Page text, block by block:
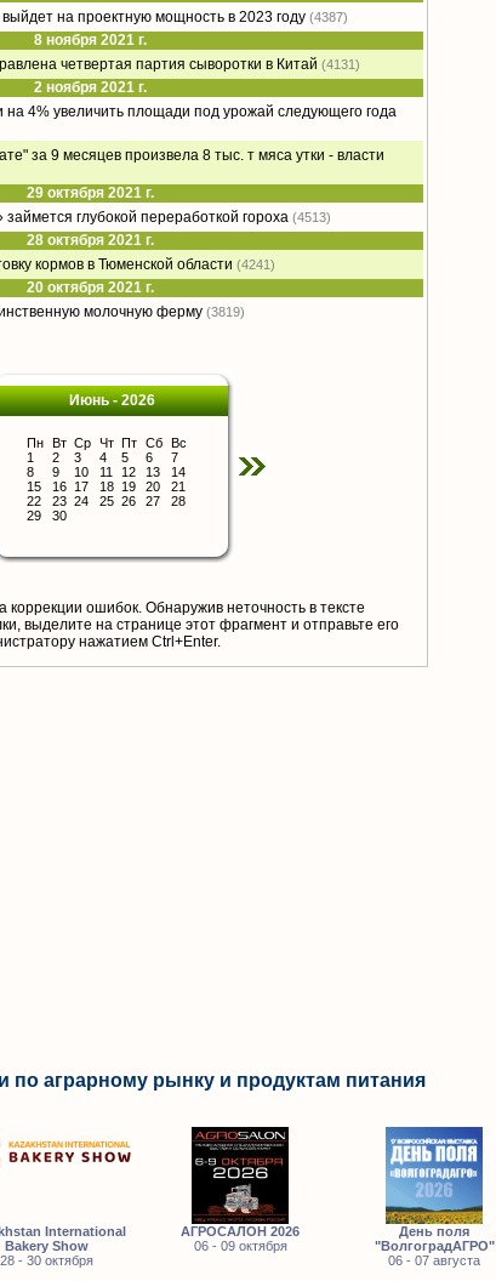
на проектную мощность в 2023 году (4387)
8 ноября 2021 г.
четвертая партия сыворотки в Китай (4131)
2 ноября 2021 г.
на 4% увеличить площади под урожай следующего года
за 9 месяцев произвела 8 тыс. т мяса утки - власти
29 октября 2021 г.
глубокой переработкой гороха (4513)
28 октября 2021 г.
кормов в Тюменской области (4241)
20 октября 2021 г.
молочную ферму (3819)
Июнь - 2026
Пн Вт Ср Чт Пт Сб Вс
1
2 3 4 5 6
7
8
9 10 11 12 13
14
15
16 17 18 19 20
21
22
23 24 25 26 27
28
29
30
коррекции ошибок. Обнаружив неточность в тексте
выделите на странице этот фрагмент и отправьте его
нажатием Ctrl+Enter.
по аграрному рынку и продуктам питания
International
Bakery Show
28 - 30 октября
АГРОСАЛОН 2026
06 - 09 октября
День поля
"ВолгоградАГРО"
06 - 07 августа